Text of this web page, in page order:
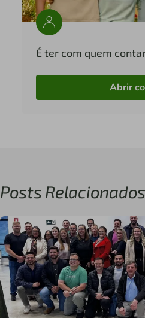
É ter com quem
Abrir
Posts Relacionados